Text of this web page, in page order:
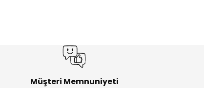
Müşteri Memnuniyeti